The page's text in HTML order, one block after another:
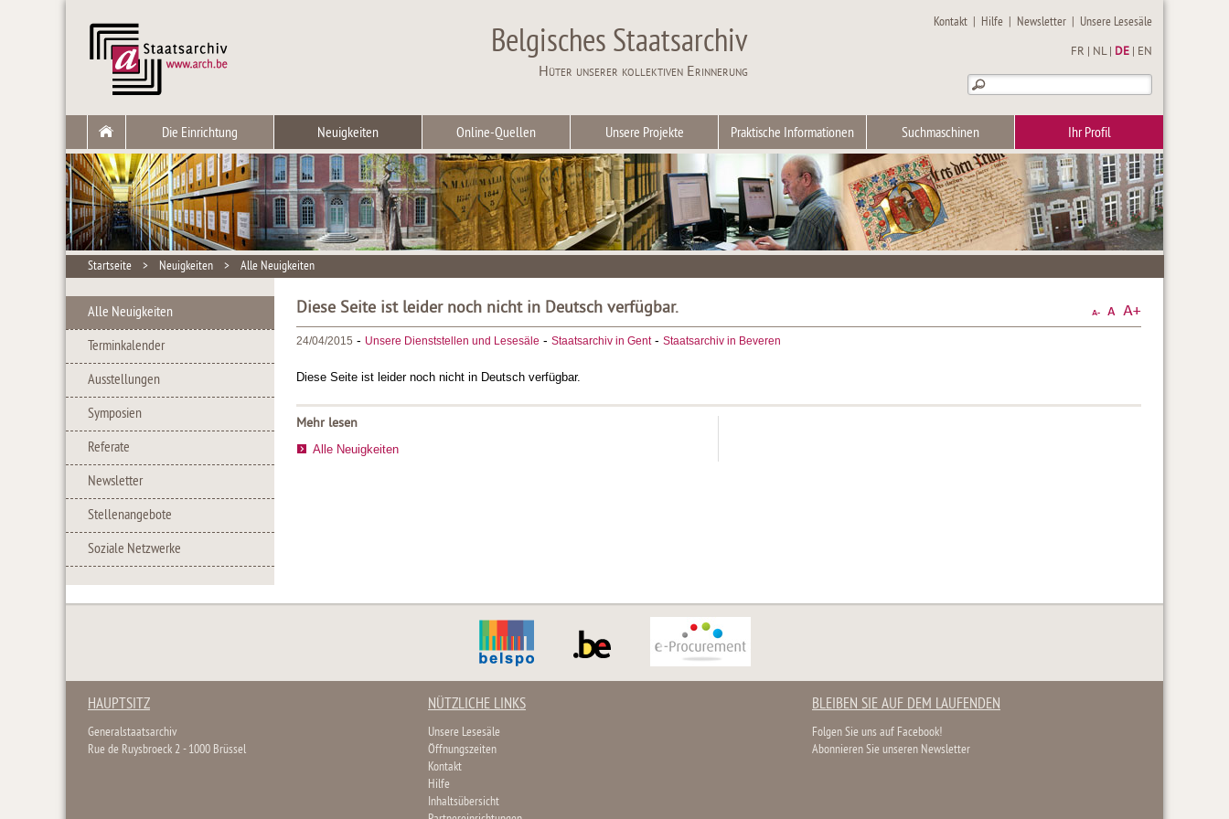
Belgisches Staatsarchiv
Hüter unserer kollektiven Erinnerung
Kontakt | Hilfe | Newsletter | Unsere Lesesäle
FR NL| DE EN
Die Einrichtung Neuigkeiten Online-Quellen Unsere Projekte Praktische Informationen Suchmaschinen Ihr Profil
Startseite > Neuigkeiten > Alle Neuigkeiten
Alle Neuigkeiten
Terminkalender
Ausstellungen
Symposien
Referate
Newsletter
Stellenangebote
Soziale Netzwerke
Diese Seite ist leider noch nicht in Deutsch verfügbar.
24/04/2015 - Unsere Dienststellen und Lesesäle - Staatsarchiv in Gent- Staatsarchiv in Beveren
Diese Seite ist leider noch nicht in Deutsch verfügbar.
Mehr lesen
Alle Neuigkeiten
HAUPTSITZ
Generalstaatsarchiv
Rue de Ruysbroeck 2 - 1000 Brüssel
NÜTZLICHE LINKS
Unsere Lesesäle
Öffnungszeiten
Kontakt
Hilfe
Inhaltsübersicht
BLEIBEN SIE AUF DEM LAUFENDEN
Folgen Sie uns auf Facebook!
Abonnieren Sie unseren Newsletter